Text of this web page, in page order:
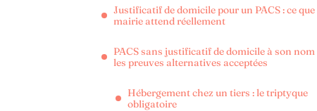
Justificatif de domicile pour un PACS : ce que
mairie attend réellement
PACS sans justificatif de domicile à son nom
les preuves alternatives acceptées
Hébergement chez un tiers : le triptyque
obligatoire